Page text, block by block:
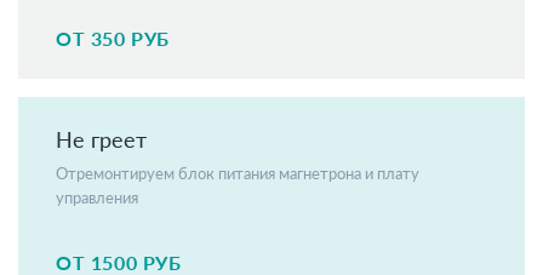
ОТ 350 РУБ
Не греет
Отремонтируем блок питания магнетрона и плату
управления
ОТ 1500 РУБ